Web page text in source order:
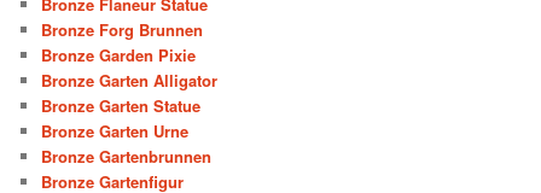
Bronze Forg Brunnen
Bronze Garden Pixie
Bronze Garten Alligator
Bronze Garten Statue
Bronze Garten Urne
Bronze Gartenbrunnen
Bronze Gartenfigur